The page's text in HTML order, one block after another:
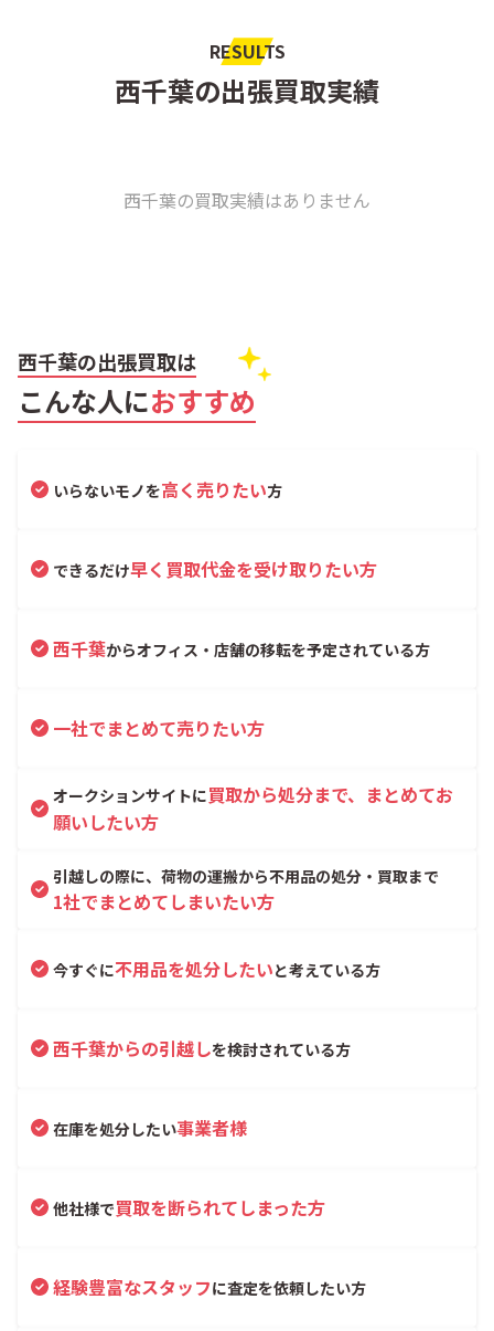
RESULTS
西千葉の出張買取実績
西千葉の買取実績はありません
西千葉の出張買取は
こんな人におすすめ
いらないモノを高く売りたい方
できるだけ早く買取代金を受け取りたい方
西千葉からオフィス・店舗の移転を予定されている方
一社でまとめて売りたい方
オークションサイトに買取から処分まで、まとめてお
願いしたい方
引越しの際に、荷物の運搬から不用品の処分・買取まで
1社でまとめてしまいたい方
今すぐに不用品を処分したいと考えている方
西千葉からの引越しを検討されている方
在庫を処分したい事業者様
他社様で買取を断られてしまった方
経験豊富なスタッフに査定を依頼したい方